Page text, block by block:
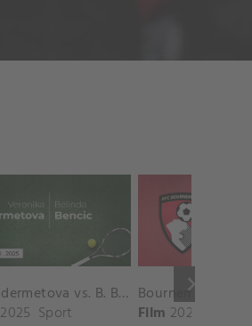
keyboard_arrow_right
V. Kudermetova vs. B. Bencic Match Highlights - CINCINNATI_Champions Court ( August 10, 2025)
2025 Sport Film 2025